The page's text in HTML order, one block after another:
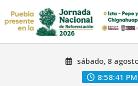
sábado, 8
8:58:43 PM